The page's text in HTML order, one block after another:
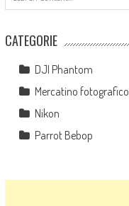
CATEGORIE
DJI Phantom
Mercatino fotografico
Nikon
Parrot Bebop